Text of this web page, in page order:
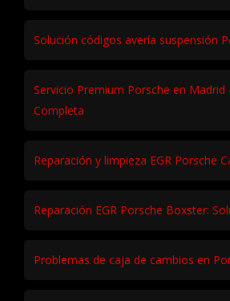
Solución códigos avería suspensión
Servicio Premium Porsche en Madrid
Completa
Reparación y limpieza EGR Porsche
Reparación EGR Porsche Boxster:
Problemas de caja de cambios en